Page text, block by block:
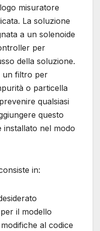
misuratore
La soluzione
a un solenoide
per
della soluzione.
un filtro per
o particella
qualsiasi
questo
nel modo
in:
il modello
al codice